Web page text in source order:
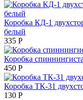
Коробка КД-1
белый
335 Р
Коробка
450 Р
Коробка ТК-31
130 Р